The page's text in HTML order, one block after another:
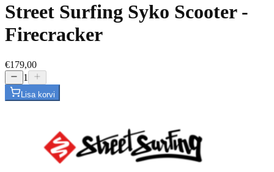
Street Surfing Syko Scooter -
Firecracker
€179,00
1
Lisa korvi